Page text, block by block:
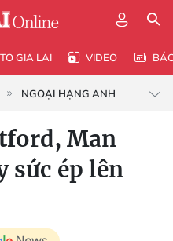
GIA LAI VIDEO
NGOẠI HẠNG ANH
Man
sức ép lên